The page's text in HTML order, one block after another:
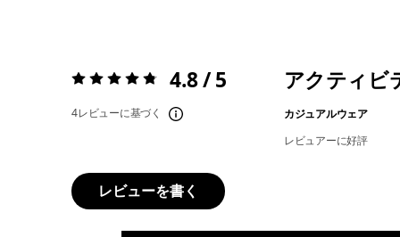
評価:4.8 / 5 4.8 / 5
4レビューに基づく
アクティビ
カジュアルウェア
レビュアーに好評
レビューを書く